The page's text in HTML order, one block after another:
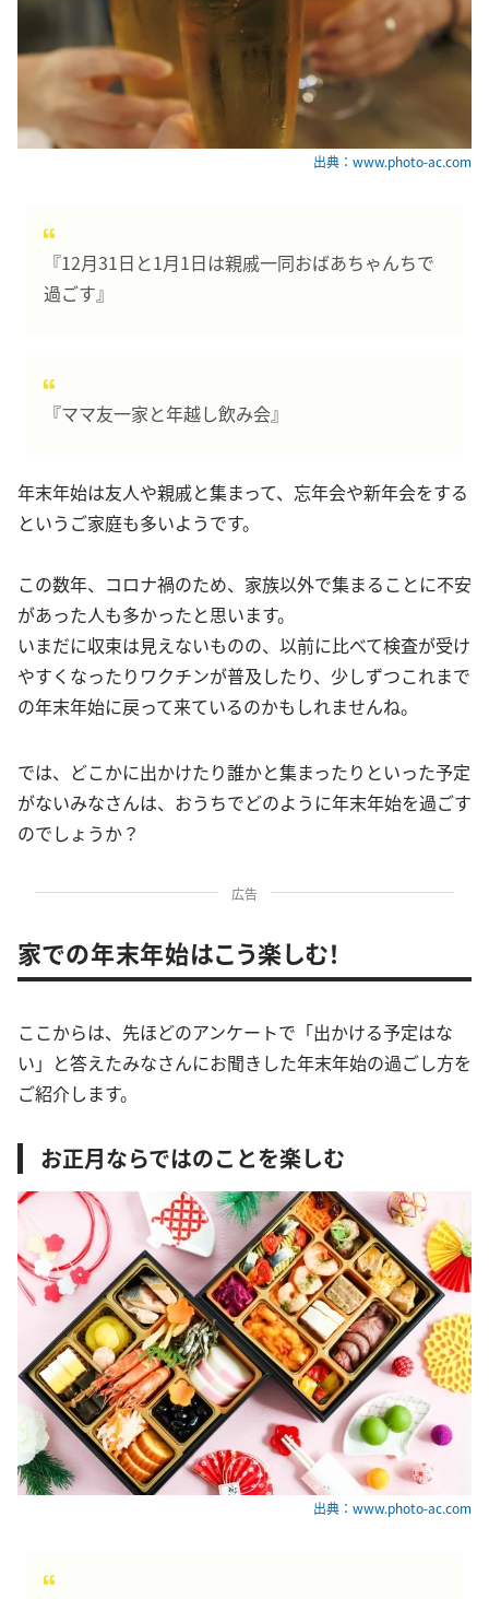
出典：www.photo-ac.com
『12月31日と1月1日は親戚一同おばあちゃんちで
過ごす』
『ママ友一家と年越し飲み会』
年末年始は友人や親戚と集まって、忘年会や新年会をする
というご家庭も多いようです。
この数年、コロナ禍のため、家族以外で集まることに不安
があった人も多かったと思います。
いまだに収束は見えないものの、以前に比べて検査が受け
やすくなったりワクチンが普及したり、少しずつこれまで
の年末年始に戻って来ているのかもしれませんね。
では、どこかに出かけたり誰かと集まったりといった予定
がないみなさんは、おうちでどのように年末年始を過ごす
のでしょうか？
広告
家での年末年始はこう楽しむ！
ここからは、先ほどのアンケートで「出かける予定はな
い」と答えたみなさんにお聞きした年末年始の過ごし方を
ご紹介します。
お正月ならではのことを楽しむ
出典：www.photo-ac.com